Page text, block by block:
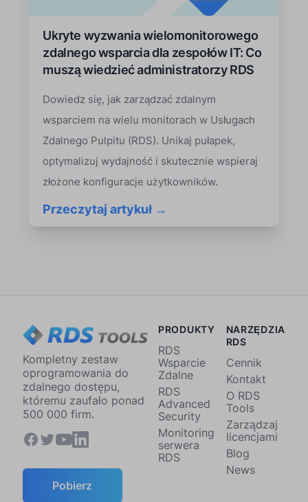
Ukryte wyzwania wielomonitorowego
zdalnego wsparcia dla zespołów IT: Co
muszą wiedzieć administratorzy RDS
Dowiedz się, jak zarządzać zdalnym
wsparciem na wielu monitorach w Usługach
Zdalnego Pulpitu (RDS). Unikaj pułapek,
optymalizuj wydajność i skutecznie wspieraj
złożone konfiguracje użytkowników.
Przeczytaj artykuł →
Kompletny zestaw
oprogramowania do
zdalnego dostępu,
któremu zaufało ponad
500 000 firm.
Pobierz
PRODUKTY
RDS
Wsparcie
Zdalne
RDS
Advanced
Security
Monitoring
serwera
RDS
NARZĘDZIA
RDS
Cennik
Kontakt
O RDS
Tools
Zarządzaj
licencjami
Blog
News